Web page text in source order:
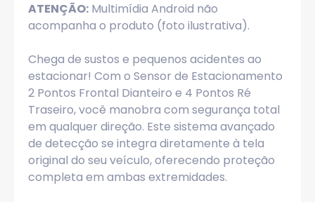
ATENÇÃO: Multimídia Android não
acompanha o produto (foto ilustrativa).
Chega de sustos e pequenos acidentes ao
estacionar! Com o Sensor de Estacionamento
2 Pontos Frontal Dianteiro e 4 Pontos Ré
Traseiro, você manobra com segurança total
em qualquer direção. Este sistema avançado
de detecção se integra diretamente à tela
original do seu veículo, oferecendo proteção
completa em ambas extremidades.